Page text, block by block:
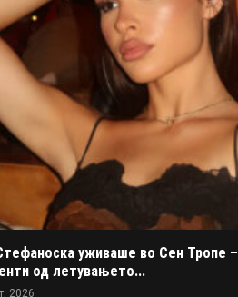
уживаше во Сен Тропе –
од летувањето...
2026